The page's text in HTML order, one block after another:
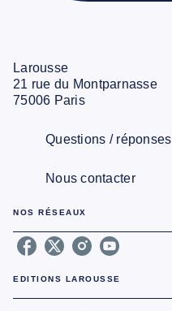
Larousse
21 rue du Montparnasse
75006 Paris
Questions / réponses
Nous contacter
NOS RÉSEAUX
EDITIONS LAROUSSE